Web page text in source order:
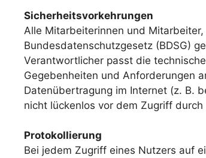
Sicherheitsvorkehrungen
Alle Mitarbeiterinnen und
Bundesdatenschutzgesetz (BDSG)
Verantwortlicher passt die
Gegebenheiten und Anforderungen
Datenübertragung im Internet (z. B.
nicht lückenlos vor dem Zugriff
Protokollierung
Bei jedem Zugriff eines Nutzers auf